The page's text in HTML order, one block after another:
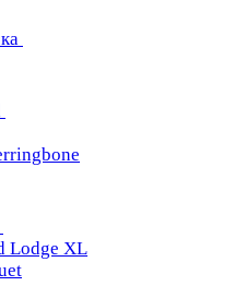
Lodge XL